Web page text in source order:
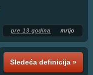
pre 13 godina mrljo
Sledeća definicija »